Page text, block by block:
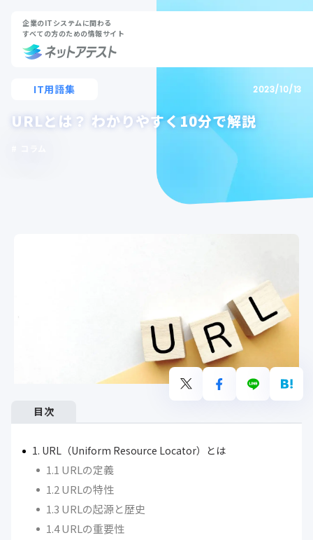
企業のITシステムに関わる
すべての方のための情報サイト
IT用語集 2023/10/13
URLとは？ わかりやすく10分で解説
目次
1. URL（Uniform Resource Locator）とは
1.1 URLの定義
1.2 URLの特性
1.3 URLの起源と歴史
1.4 URLの重要性